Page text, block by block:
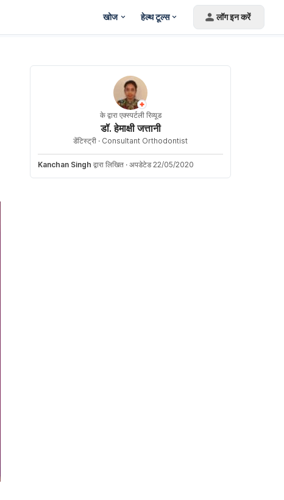
खोज हेल्थ टूल्स लॉग इन करें
के द्वारा एक्स्पर्टली रिव्यूड
डॉ. हेमाक्षी जत्तानी
डेंटिस्ट्री · Consultant Orthodontist
Kanchan Singh द्वारा लिखित · अपडेटेड 22/05/2020